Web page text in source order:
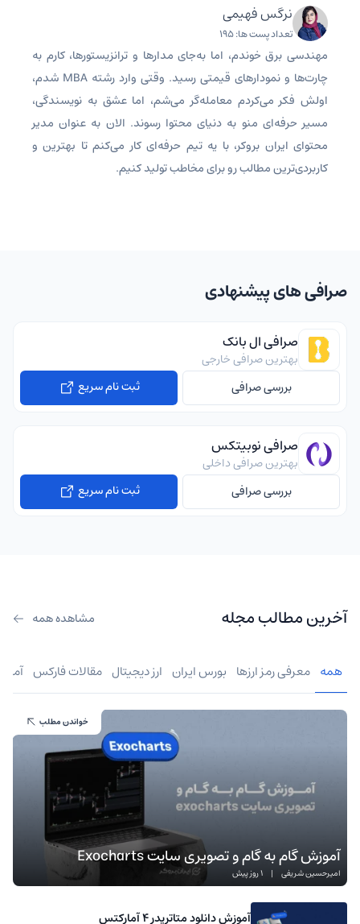
نرگس فهیمی
تعداد پست ها: 195
مهندسی برق خوندم، اما به‌جای مدارها و ترانزیستورها، کارم به
چارت‌ها و نمودارهای قیمتی رسید. وقتی وارد رشته MBA شدم،
اولش فکر می‌کردم معامله‌گر می‌شم، اما عشق به نویسندگی،
مسیر حرفه‌ای منو به دنیای محتوا رسوند. الان به عنوان مدیر
محتوای ایران بروکر، با یه تیم حرفه‌ای کار می‌کنم تا بهترین و
کاربردی‌ترین مطالب رو برای مخاطب تولید کنیم.
صرافی های پیشنهادی
صرافی ال بانک
بهترین صرافی خارجی
بررسی صرافی
ثبت نام سریع
صرافی نوبیتکس
بهترین صرافی داخلی
بررسی صرافی
ثبت نام سریع
آخرین مطالب مجله مشاهده همه
همه معرفی رمز ارزها بورس ایران ارز دیجیتال مقالات فارکس
آموزش گام به گام و تصویری سایت Exocharts
امیرحسین شریفی | 1 روز پیش
خواندن مطلب
آموزش دانلود متاتریدر 4 آمارکتس